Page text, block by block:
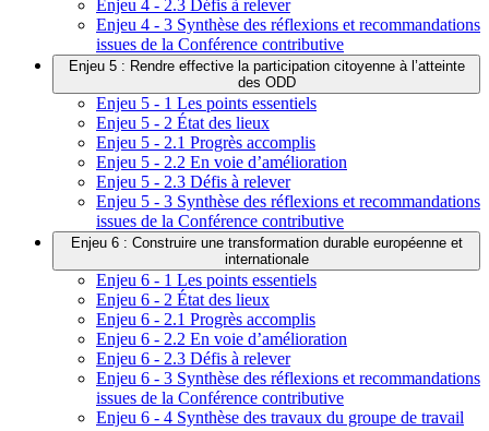
Enjeu 4 - 2.3 Défis à relever
Enjeu 4 - 3 Synthèse des réflexions et recommandations
issues de la Conférence contributive
Enjeu 5 : Rendre effective la participation citoyenne à l’atteinte
des ODD
Enjeu 5 - 1 Les points essentiels
Enjeu 5 - 2 État des lieux
Enjeu 5 - 2.1 Progrès accomplis
Enjeu 5 - 2.2 En voie d’amélioration
Enjeu 5 - 2.3 Défis à relever
Enjeu 5 - 3 Synthèse des réflexions et recommandations
issues de la Conférence contributive
Enjeu 6 : Construire une transformation durable européenne et
internationale
Enjeu 6 - 1 Les points essentiels
Enjeu 6 - 2 État des lieux
Enjeu 6 - 2.1 Progrès accomplis
Enjeu 6 - 2.2 En voie d’amélioration
Enjeu 6 - 2.3 Défis à relever
Enjeu 6 - 3 Synthèse des réflexions et recommandations
issues de la Conférence contributive
Enjeu 6 - 4 Synthèse des travaux du groupe de travail